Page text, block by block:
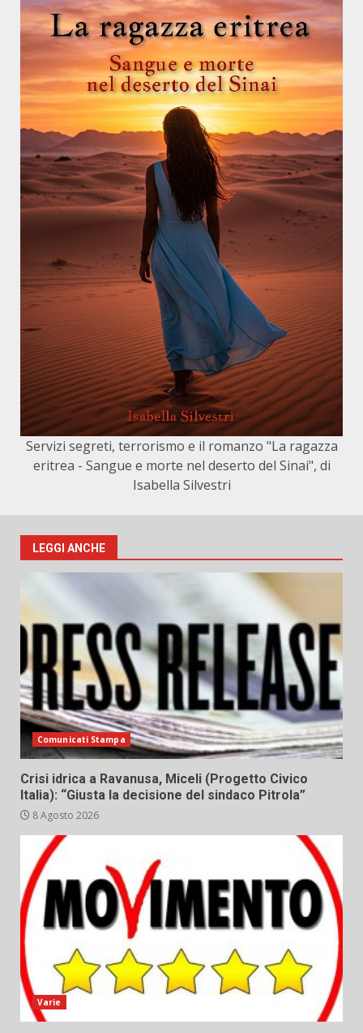
Servizi segreti, terrorismo e il romanzo "La ragazza
eritrea - Sangue e morte nel deserto del Sinai", di
Isabella Silvestri
LEGGI ANCHE
Comunicati Stampa
Crisi idrica a Ravanusa, Miceli (Progetto Civico
Italia): “Giusta la decisione del sindaco Pitrola”
8 Agosto 2026
Varie